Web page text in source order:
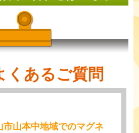
くあるご質問
市山本中地域でのマグネ